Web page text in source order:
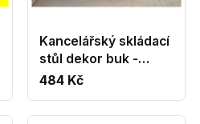
Kancelářský skládací
stůl dekor buk -
PRONÁJEM
484 Kč